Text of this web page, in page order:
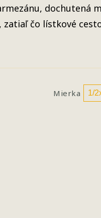
dochutená
čo lístkové
Mierka 1/